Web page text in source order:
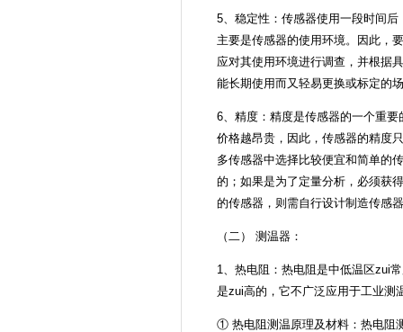
5、稳定性：传感器使用一段时间
主要是传感器的使用环境。因此，
应对其使用环境进行调查，并根据
能长期使用而又轻易更换或标定的
6、精度：精度是传感器的一个重
价格越昂贵，因此，传感器的精度
多传感器中选择比较便宜和简单的
的；如果是为了定量分析，必须获
的传感器，则需自行设计制造传感
（二） 测温器：
1、热电阻：热电阻是中低温区zui
是zui高的，它不广泛应用于工业测
① 热电阻测温原理及材料：热电阻